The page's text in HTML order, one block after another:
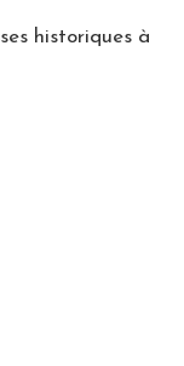
historiques à